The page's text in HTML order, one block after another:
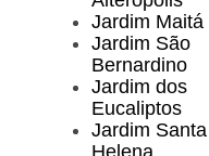
Jardim Maitá
Jardim São
Bernardino
Jardim dos
Eucaliptos
Jardim Santa